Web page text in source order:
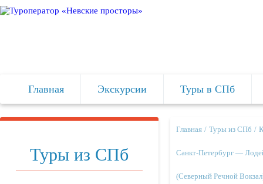
Главная Экскурсии Туры в СПб
Туры из СПб
Главная Туры из СПб
Санкт-Петербург —
(Северный Речной